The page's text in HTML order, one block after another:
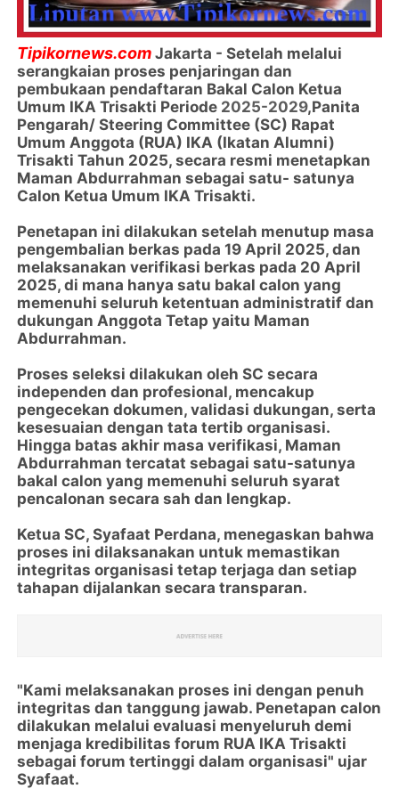
Tipikornews.com Jakarta - Setelah melalui
serangkaian proses penjaringan dan
pembukaan pendaftaran Bakal Calon Ketua
Umum IKA Trisakti Periode 2025-2029,Panita
Pengarah/ Steering Committee (SC) Rapat
Umum Anggota (RUA) IKA (Ikatan Alumni)
Trisakti Tahun 2025, secara resmi menetapkan
Maman Abdurrahman sebagai satu- satunya
Calon Ketua Umum IKA Trisakti.
Penetapan ini dilakukan setelah menutup masa
pengembalian berkas pada 19 April 2025, dan
melaksanakan verifikasi berkas pada 20 April
2025, di mana hanya satu bakal calon yang
memenuhi seluruh ketentuan administratif dan
dukungan Anggota Tetap yaitu Maman
Abdurrahman.
Proses seleksi dilakukan oleh SC secara
independen dan profesional, mencakup
pengecekan dokumen, validasi dukungan, serta
kesesuaian dengan tata tertib organisasi.
Hingga batas akhir masa verifikasi, Maman
Abdurrahman tercatat sebagai satu-satunya
bakal calon yang memenuhi seluruh syarat
pencalonan secara sah dan lengkap.
Ketua SC, Syafaat Perdana, menegaskan bahwa
proses ini dilaksanakan untuk memastikan
integritas organisasi tetap terjaga dan setiap
tahapan dijalankan secara transparan.
"Kami melaksanakan proses ini dengan penuh
integritas dan tanggung jawab. Penetapan calon
dilakukan melalui evaluasi menyeluruh demi
menjaga kredibilitas forum RUA IKA Trisakti
sebagai forum tertinggi dalam organisasi" ujar
Syafaat.